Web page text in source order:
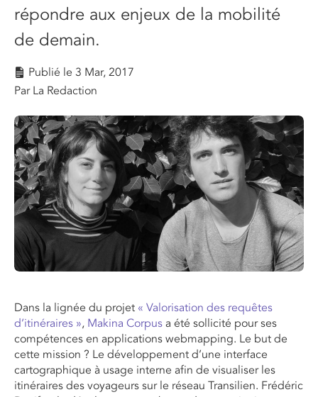
répondre aux enjeux de la mobilité
de demain.
Publié le 3 Mar, 2017
Par La Redaction
Dans la lignée du projet « Valorisation des requêtes
d’itinéraires », Makina Corpus a été sollicité pour ses
compétences en applications webmapping. Le but de
cette mission ? Le développement d’une interface
cartographique à usage interne afin de visualiser les
itinéraires des voyageurs sur le réseau Transilien. Frédéric